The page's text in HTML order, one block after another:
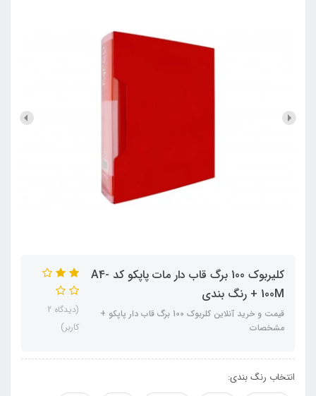
کلیربوک 100 برگ قاب دار مات پاپکو کد A4-
100M + رنگ بندی
قیمت و خرید آنلاین کلربوک 100 برگ قاب دار پاپکو +
مشخصات
(دیدگاه 2
کاربر)
انتخاب رنگ بندی: